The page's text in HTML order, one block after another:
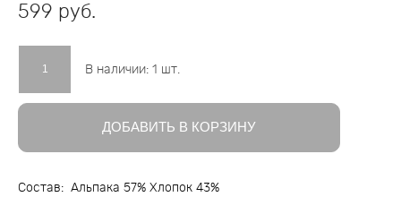
599 pуб.
В наличии: 1 шт.
ДОБАВИТЬ В КОРЗИНУ
Состав: Альпака 57% Хлопок 43%